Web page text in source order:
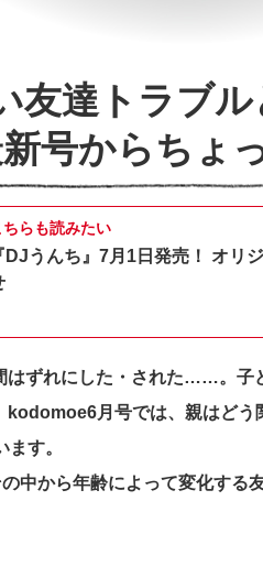
友達トラブ
号からちょ
ちらも読みたい
DJうんち』7月1日発売！ オリ
はずれにした・された……。子
kodomoe6月号では、 親はどう
す。
中から年齢によって変化する